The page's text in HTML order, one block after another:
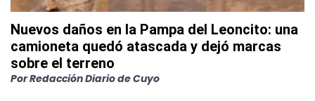
Nuevos daños en la Pampa del Leoncito: una
camioneta quedó atascada y dejó marcas
sobre el terreno
PorRedacción Diario de Cuyo